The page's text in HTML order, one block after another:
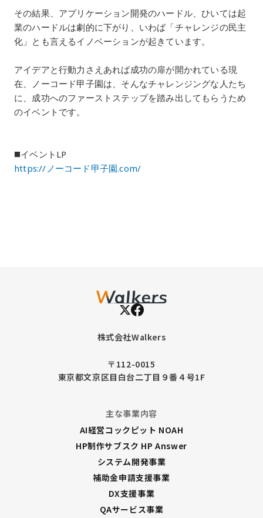
面
的
に
技
術
協
行
その結果、アプリケーション開発のハードル、ひいては起
業のハードルは劇的に下がり、いわば「チャレンジの民主
化」とも言えるイノベーションが起きています。
アイデアと行動力さえあれば成功の扉が開かれている現
在、ノーコード甲子園は、そんなチャレンジングな人たち
に、成功へのファーストステップを踏み出してもらうため
のイベントです。
◼️イベントLP
https://ノーコード甲子園.com/
株式会社Walkers
〒112-0015
東京都文京区目白台二丁目９番４号1F
主な事業内容
AI経営コックピット NOAH
HP制作サブスク HP Answer
システム開発事業
補助金申請支援事業
DX支援事業
QAサービス事業